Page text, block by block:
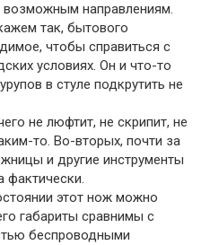
направлениям.
так, бытового
чтобы справиться с
условиях. Он и что-то
в стуле подкрутить не
не люфтит, не скрипит, не
то. Во-вторых, почти за
и другие инструменты
фактически.
этот нож можно
габариты сравнимы с
беспроводными